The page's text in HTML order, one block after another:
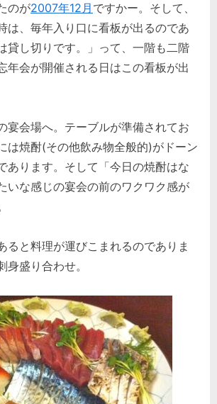
のが2007年12月 ですかー。そして、
は、毎年入り口に看板が出るのであ
貸し切りです。」って、一階も二階
年会が開催される日はこの看板が出
宴会場へ。テーブルが準備されてお
は焼酎(その他飲み物全般的)がドーン
あります。そして「今日の焼酎はな
いな感じの宴会の前のワクワク感が
ると料理が運びこまれるのでありま
盛り合わせ。